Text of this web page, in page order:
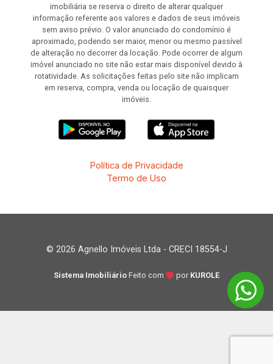
imobiliária se reserva o direito de alterar qualquer
informação referente aos valores e dados de seus imóveis
sem aviso prévio. O valor anunciado do condomínio é
aproximado, podendo ser maior, menor ou mesmo passível
de alteração no decorrer da locação. Pode ocorrer de algum
imóvel anunciado no site não estar mais disponível devido à
rotatividade. As solicitações feitas pelo site não implicam
em reserva, compra, venda ou locação de quaisquer
imóveis.
Política de Privacidade
Termo de Uso
© 2026 Agnello Imóveis Ltda - CRECI 18554-J
Sistema Imobiliário Feito com por KUROLE